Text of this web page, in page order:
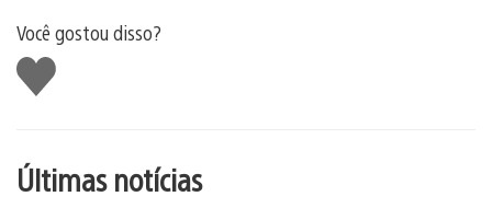
Você gostou disso?
Curtir
Últimas notícias